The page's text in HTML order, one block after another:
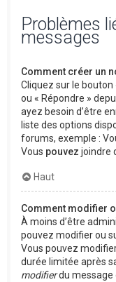
Problèmes
messages
Comment créer un
Cliquez sur le bouton
ou « Répondre »
ayez besoin d’être
liste des options
forums, exemple :
Vous pouvez joindre
Haut
Comment modifier
À moins d’être
pouvez modifier ou
Vous pouvez
durée limitée après
modifierdu message